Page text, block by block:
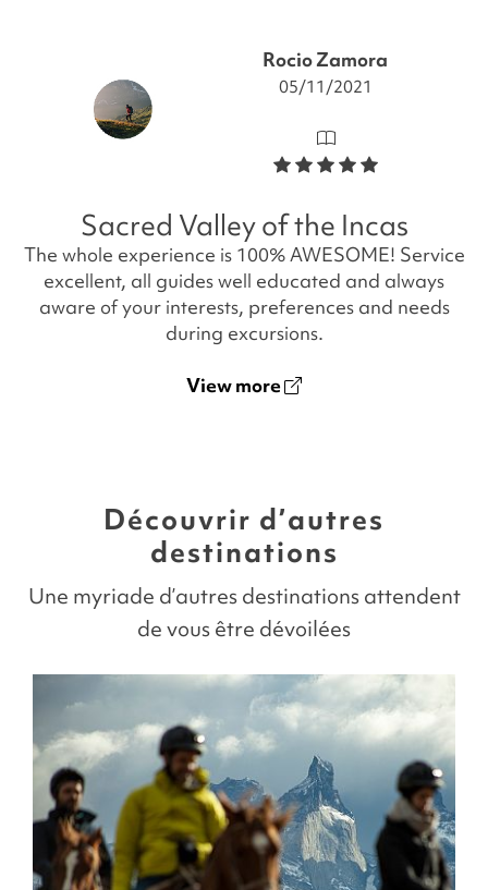
Rocio Zamora
05/11/2021
Sacred Valley of the Incas
The whole experience is 100% AWESOME! Service
excellent, all guides well educated and always
aware of your interests, preferences and needs
during excursions.
View more
Découvrir d’autres
destinations
Une myriade d’autres destinations attendent
de vous être dévoilées